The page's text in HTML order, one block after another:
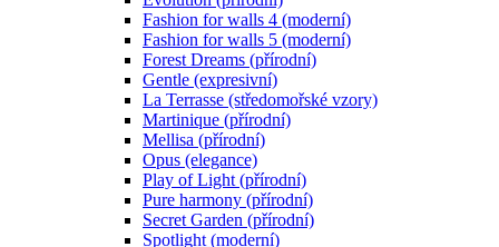
Fashion for walls 4 (moderní)
Fashion for walls 5 (moderní)
Forest Dreams (přírodní)
Gentle (expresivní)
La Terrasse (středomořské vzory)
Martinique (přírodní)
Mellisa (přírodní)
Opus (elegance)
Play of Light (přírodní)
Pure harmony (přírodní)
Secret Garden (přírodní)
Spotlight (moderní)